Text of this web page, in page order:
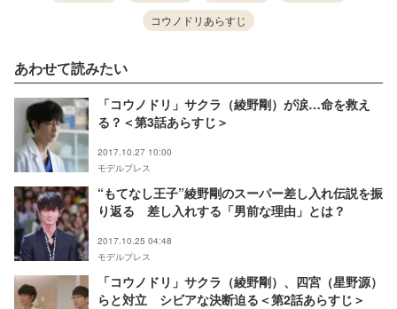
コウノドリあらすじ
あわせて読みたい
「コウノドリ」サクラ（綾野剛）が涙…命を救え
る？＜第3話あらすじ＞
2017.10.27 10:00
モデルプレス
“もてなし王子”綾野剛のスーパー差し入れ伝説を振
り返る 差し入れする「男前な理由」とは？
2017.10.25 04:48
モデルプレス
「コウノドリ」サクラ（綾野剛）、四宮（星野源）
らと対立 シビアな決断迫る＜第2話あらすじ＞